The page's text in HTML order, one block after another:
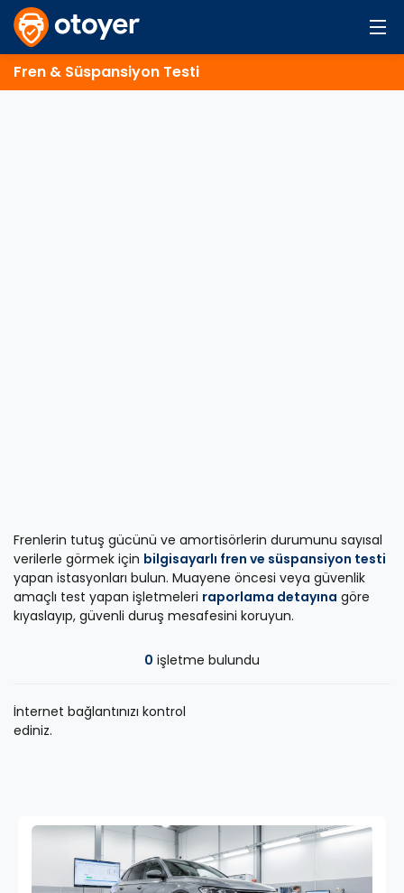
Fren & Süspansiyon Testi
Frenlerin tutuş gücünü ve amortisörlerin durumunu sayısal
verilerle görmek için bilgisayarlı fren ve süspansiyon testi
yapan istasyonları bulun. Muayene öncesi veya güvenlik
amaçlı test yapan işletmeleri raporlama detayına göre
kıyaslayıp, güvenli duruş mesafesini koruyun.
0 işletme bulundu
İnternet bağlantınızı kontrol
ediniz.